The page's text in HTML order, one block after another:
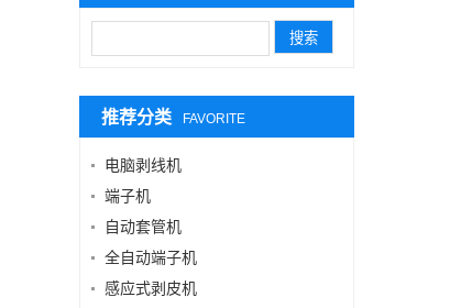
推荐分类 FAVORITE
电脑剥线机
端子机
自动套管机
全自动端子机
感应式剥皮机